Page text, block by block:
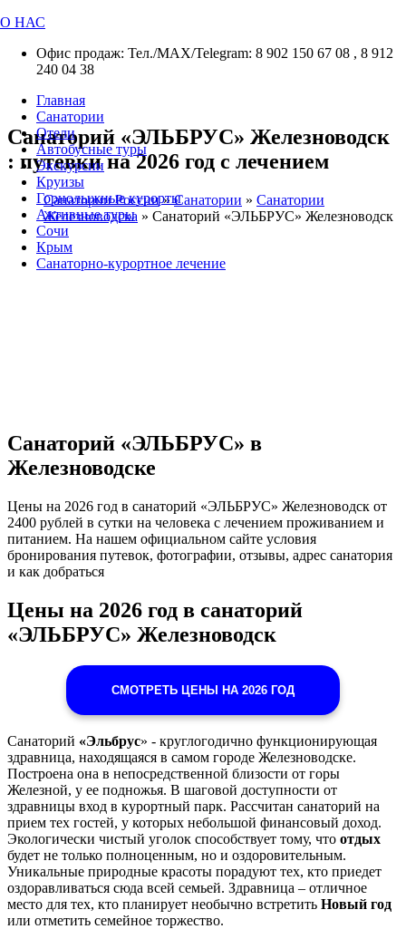
О НАС
Офис продаж: Тел./МАХ/Telegram: 8 902 150 67 08 , 8 912
240 04 38
Главная
Санатории
Отели
Автобусные туры
Экскурсии
Круизы
Горнолыжные курорты
Активные туры
Сочи
Крым
Санаторно-курортное лечение
Санаторий «ЭЛЬБРУС» Железноводск
: путевки на 2026 год с лечением
Санатории России»Санатории » Санатории
Железноводска » Санаторий «ЭЛЬБРУС» Железноводск
Санаторий «ЭЛЬБРУС» в
Железноводске
Цены на 2026 год в санаторий «ЭЛЬБРУС» Железноводск от
2400 рублей в сутки на человека с лечением проживанием и
питанием. На нашем официальном сайте условия
бронирования путевок, фотографии, отзывы, адрес санатория
и как добраться
Цены на 2026 год в санаторий
«ЭЛЬБРУС» Железноводск
СМОТРЕТЬ ЦЕНЫ НА 2026 ГОД
Санаторий «Эльбрус» - круглогодично функционирующая
здравница, находящаяся в самом городе Железноводске.
Построена она в непосредственной близости от горы
Железной, у ее подножья. В шаговой доступности от
здравницы вход в курортный парк. Рассчитан санаторий на
прием тех гостей, у которых небольшой финансовый доход.
Экологически чистый уголок способствует тому, что отдых
будет не только полноценным, но и оздоровительным.
Уникальные природные красоты порадуют тех, кто приедет
оздоравливаться сюда всей семьей. Здравница – отличное
место для тех, кто планирует необычно встретить Новый год
или отметить семейное торжество.